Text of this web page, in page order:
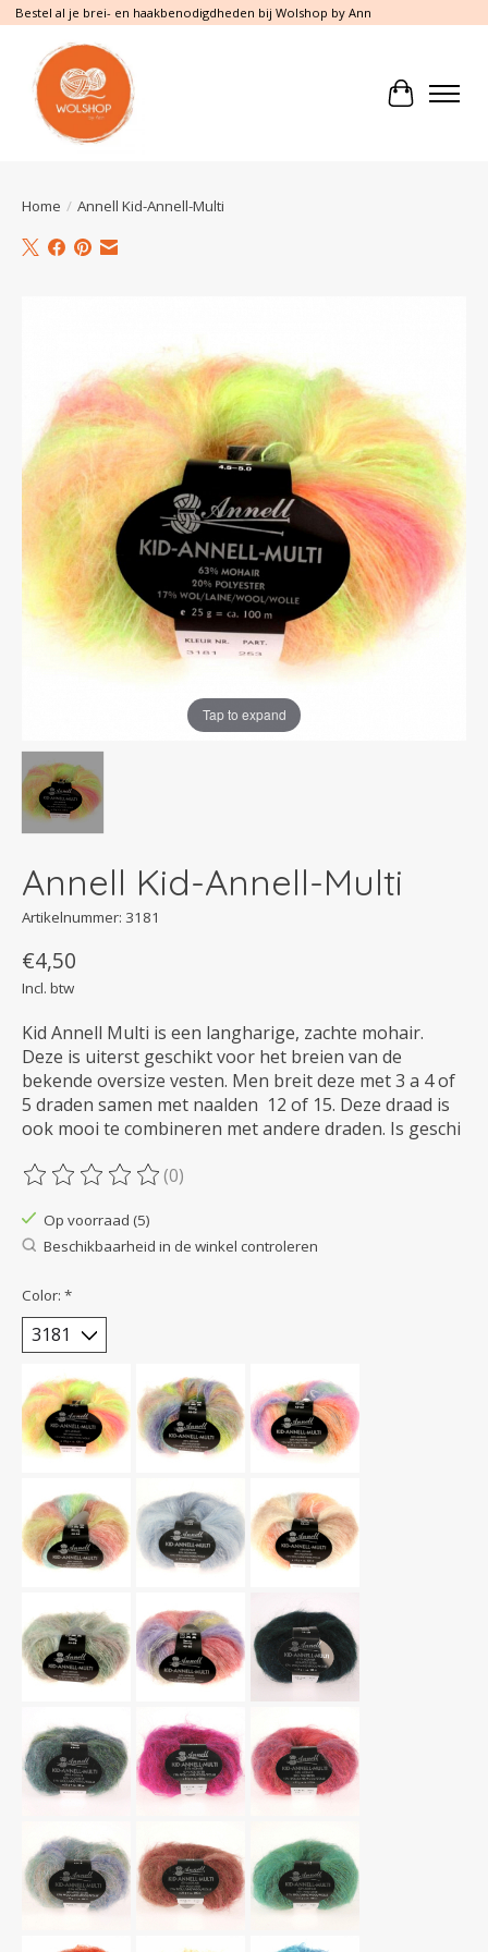
Bestel al je brei- en haakbenodigdheden bij Wolshop by Ann
Home / Annell Kid-Annell-Multi
Tap to expand
Annell Kid-Annell-Multi
Artikelnummer: 3181
€4,50
Incl. btw
Kid Annell Multi is een langharige, zachte mohair.
Deze is uiterst geschikt voor het breien van de
bekende oversize vesten. Men breit deze met 3 a 4 of
5 draden samen met naalden 12 of 15. Deze draad is
ook mooi te combineren met andere draden. Is geschi
De beoordeling van dit product is
(0)
Op voorraad (5)
Beschikbaarheid in de winkel controleren
Color: *